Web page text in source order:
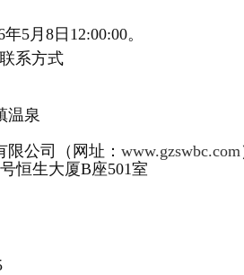
5月8日12:00:00。
系方式
温泉
公司（网址： www.gzswbc.com
恒生大厦B座501室